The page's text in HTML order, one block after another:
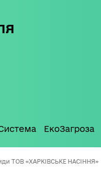
ЕкоЗагроза
ТОВ «ХАРКІВСЬКЕ НАСІННЯ»